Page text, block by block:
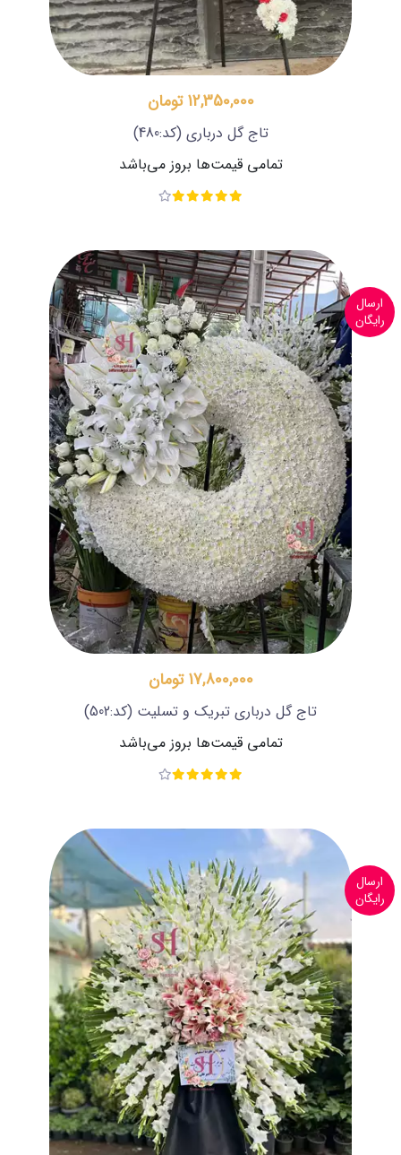
12,350,000 تومان
تاج گل درباری (کد:480)
تمامی قیمت‌ها بروز می‌باشد
ارسال
رایگان
17,800,000 تومان
تاج گل درباری تبریک و تسلیت (کد:502)
تمامی قیمت‌ها بروز می‌باشد
ارسال
رایگان